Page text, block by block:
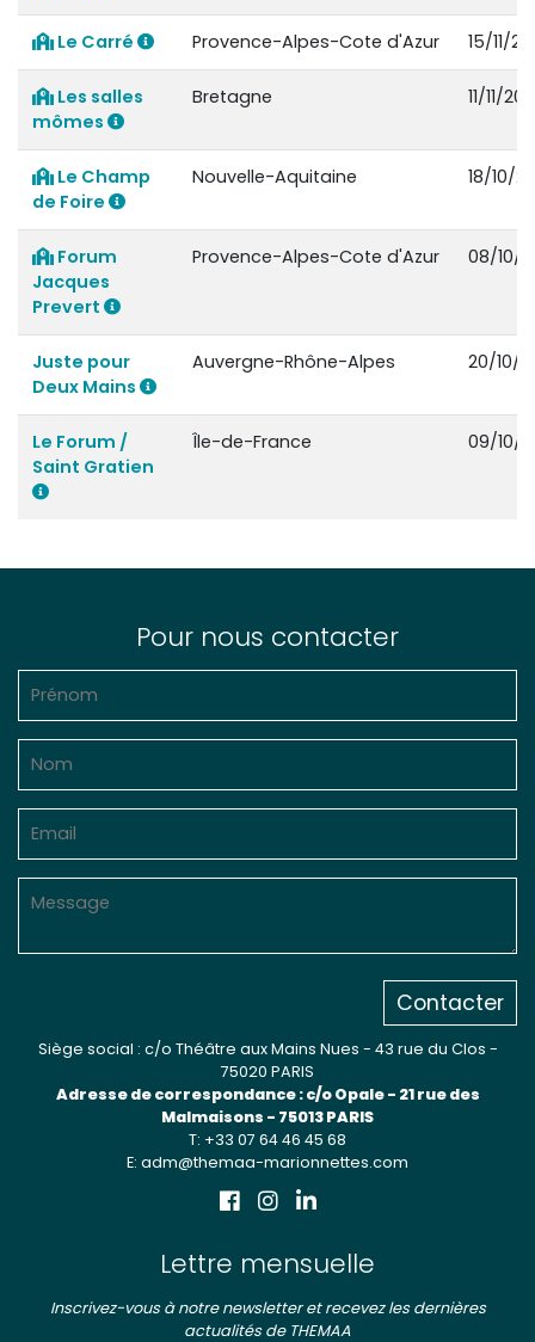
Le Carré Provence-Alpes-Cote d'Azur 15/11/
Les salles
mômes
Bretagne 11/11/
Le Champ
de Foire
Nouvelle-Aquitaine 18/10/
Forum
Jacques
Prevert
Provence-Alpes-Cote d'Azur 08/10/
Juste pour
Deux Mains
Auvergne-Rhône-Alpes 20/10/
Le Forum /
Saint Gratien
Île-de-France 09/10/
Pour nous contacter
Contacter
Siège social : c/o Théâtre aux Mains Nues - 43 rue du Clos -
75020 PARIS
Adresse de correspondance : c/o Opale - 21 rue des
Malmaisons - 75013 PARIS
T: +33 07 64 46 45 68
E: adm@themaa-marionnettes.com
Lettre mensuelle
Inscrivez-vous à notre newsletter et recevez les dernières
actualités de THEMAA